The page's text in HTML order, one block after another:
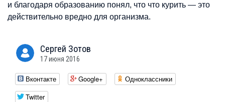
и благодаря образованию понял, что что курить — это
действительно вредно для организма.
Сергей Зотов
17 июня 2016
Вконтакте Google+
Одноклассники
Twitter